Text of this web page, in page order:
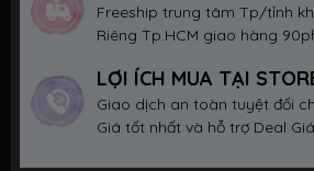
Freeship trung tâm Tp/tỉnh
Riêng Tp.HCM giao hàng
LỢI ÍCH MUA TẠI
Giao dịch an toàn tuyệt đối
Giá tốt nhất và hỗ trợ Deal